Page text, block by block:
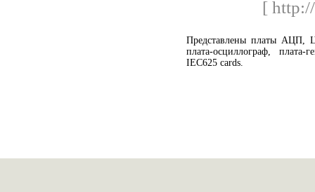
[
Представлены платы АЦП,
плата-осциллограф,
IEC625 cards.